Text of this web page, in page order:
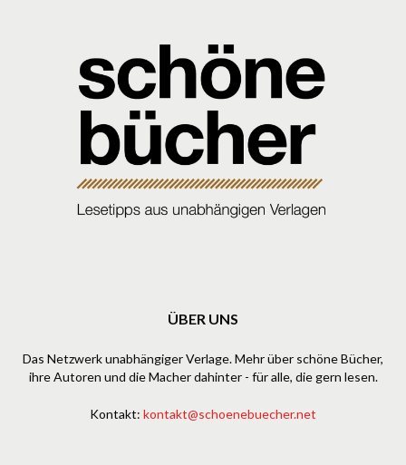
ÜBER UNS
Das Netzwerk unabhängiger Verlage. Mehr über schöne Bücher,
ihre Autoren und die Macher dahinter - für alle, die gern lesen.
Kontakt: kontakt@schoenebuecher.net